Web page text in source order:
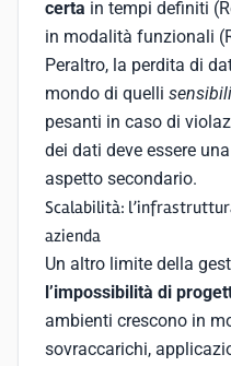
certa in tempi definiti
in modalità funzionali
Peraltro, la perdita di
mondo di quelli sensibili
pesanti in caso di
dei dati deve essere
aspetto secondario.
Scalabilità:
azienda
Un altro limite della
l’impossibilità di
ambienti crescono in
sovraccarichi,